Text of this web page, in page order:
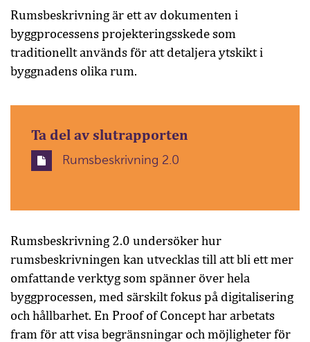
Rumsbeskrivning är ett av dokumenten i
byggprocessens projekteringsskede som
traditionellt används för att detaljera ytskikt i
byggnadens olika rum.
Ta del av slutrapporten
Rumsbeskrivning 2.0
Rumsbeskrivning 2.0 undersöker hur
rumsbeskrivningen kan utvecklas till att bli ett mer
omfattande verktyg som spänner över hela
byggprocessen, med särskilt fokus på digitalisering
och hållbarhet. En Proof of Concept har arbetats
fram för att visa begränsningar och möjligheter för